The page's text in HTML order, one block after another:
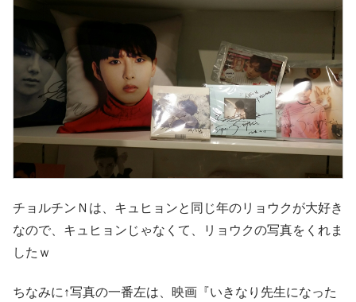
チョルチンＮは、キュヒョンと同じ年のリョウクが大好き
なので、キュヒョンじゃなくて、リョウクの写真をくれま
したｗ
ちなみに↑写真の一番左は、映画『いきなり先生になった